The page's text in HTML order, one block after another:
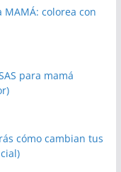
colorea con
para mamá
cómo cambian tus